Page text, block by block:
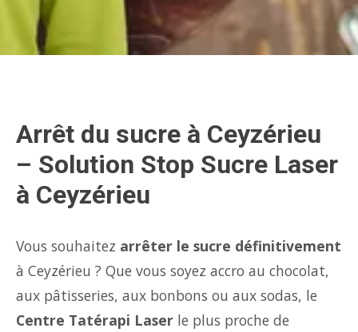
Arrêt du sucre à Ceyzérieu
– Solution Stop Sucre Laser
à Ceyzérieu
Vous souhaitez arrêter le sucre définitivement
à Ceyzérieu ? Que vous soyez accro au chocolat,
aux pâtisseries, aux bonbons ou aux sodas, le
Centre Tatérapi Laser le plus proche de